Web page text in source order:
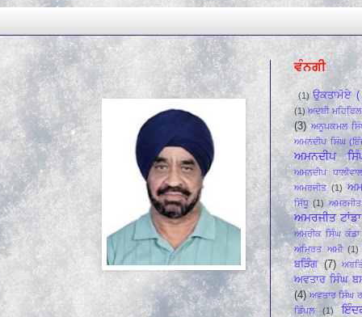
ਵੰਨਗੀ
(1) ਉਕਤਾਮੋਏ (
(1) ਅਦਬੀ ਮਹਿਫਿ਼ਲ
(3) ਅਨੂਪਕਮਲ
ਅਮਨਦੀਪ ਸਿੰਘ
ਅਮਨਦੀਪ
ਅਮਨਦੀਪ
ਅਮਰਜੀਤ (1)
ਸਿੱਧੂ (1)
ਅਮਰਜੀਤ
ਅਮਰੀਕ ਸਿੰਘ ਕੰਡਾ
ਅੰਮ੍ਰਿਤ ਅਮੀ (1)
ਬੜਿੰਗ (7)
ਅਵਤਾਰ ਸਿੰਘ
(4) ਅਵਤਾਰ ਸਿੰਘ
ਡਿੰਪਲ
(1)